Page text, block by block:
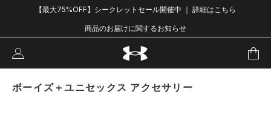
【最大75%OFF】シークレットセール開催中 ｜ 詳細はこちら
商品のお届けに関するお知らせ
ボーイズ＋ユニセックス アクセサリー